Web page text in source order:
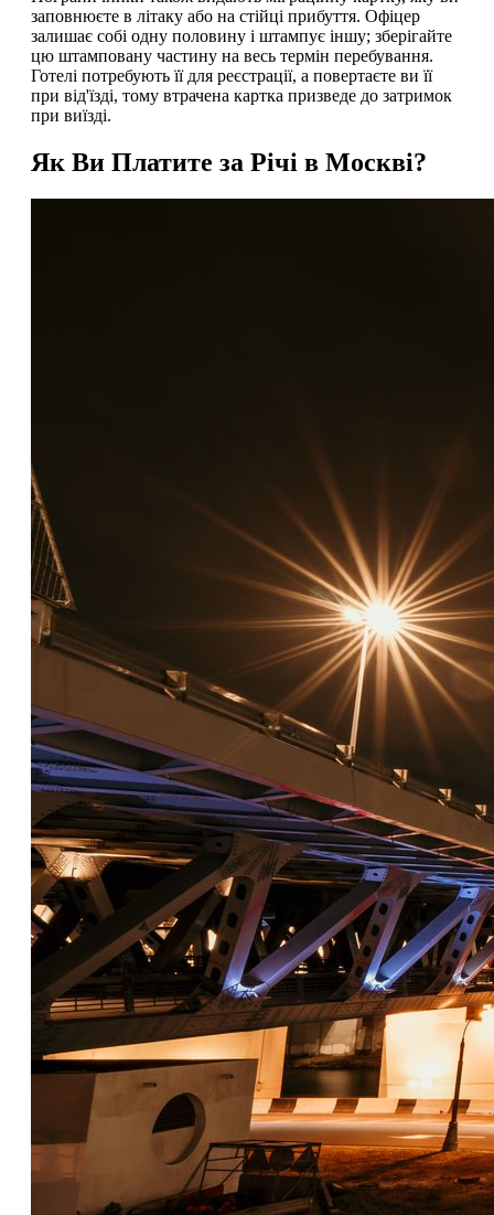
заповнюєте в літаку або на стійці прибуття. Офіцер
залишає собі одну половину і штампує іншу; зберігайте
цю штамповану частину на весь термін перебування.
Готелі потребують її для реєстрації, а повертаєте ви її
при від'їзді, тому втрачена картка призведе до затримок
при виїзді.
Як Ви Платите за Річі в Москві?